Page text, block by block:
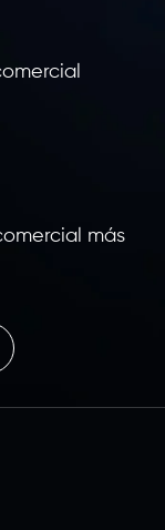
más